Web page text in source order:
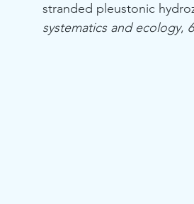
stranded pleustonic
systematics and ecology,